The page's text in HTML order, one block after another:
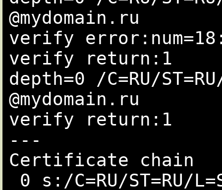
@mydomain.ru
verify
verify return:1
depth=0 /C=RU/
@mydomain.ru
verify return:1
---
Certificate chain